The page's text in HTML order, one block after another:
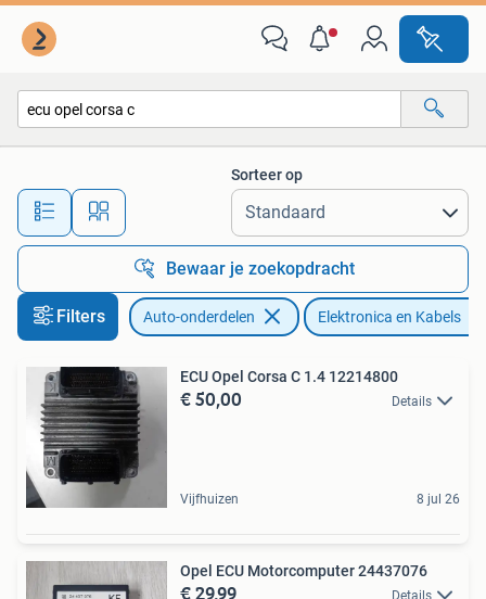
Alle afstanden…
Sorteer op
Bewaar je zoekopdracht
Filters Auto-onderdelen Elektronica en Kabels
ECU Opel Corsa C 1.4 12214800
€ 50,00 Details
Vijfhuizen 8 jul 26
Opel ECU Motorcomputer 24437076
€ 29,99 Details